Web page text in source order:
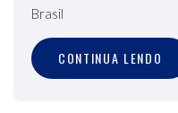
Brasil
CONTINUA LENDO